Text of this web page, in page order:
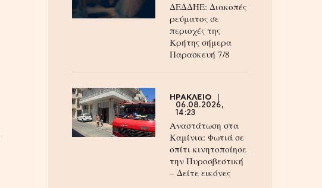
ΔΕΔΔΗΕ: Διακοπές
ρεύματος σε
περιοχές της
Κρήτης σήμερα
Παρασκευή 7/8
ΗΡΑΚΛΕΙΟ
06.08.2026,
14:23
Αναστάτωση στα
Καμίνια: Φωτιά σε
σπίτι κινητοποίησε
την Πυροσβεστική
– Δείτε εικόνες